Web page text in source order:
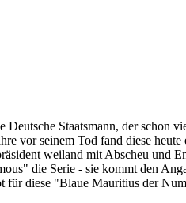
Staatsmann, der schon
vor seinem Tod fand diese
weiland mit Abscheu und
die Serie - sie kommt den
für diese "Blaue Mauritius der